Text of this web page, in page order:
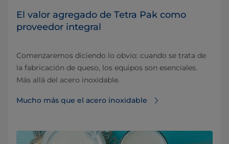
El valor agregado de Tetra Pak como
proveedor integral
Comenzaremos diciendo lo obvio: cuando se trata de
la fabricación de queso, los equipos son esenciales.
Más allá del acero inoxidable.
Mucho más que el acero inoxidable